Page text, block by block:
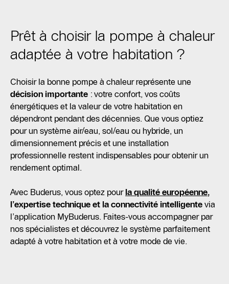
Prêt à choisir la pompe à chaleur
adaptée à votre habitation ?
Choisir la bonne pompe à chaleur représente une
décision importante : votre confort, vos coûts
énergétiques et la valeur de votre habitation en
dépendront pendant des décennies. Que vous optiez
pour un système air/eau, sol/eau ou hybride, un
dimensionnement précis et une installation
professionnelle restent indispensables pour obtenir un
rendement optimal.
Avec Buderus, vous optez pour la qualité européenne,
l’expertise technique et la connectivité intelligente via
l’application MyBuderus. Faites-vous accompagner par
nos spécialistes et découvrez le système parfaitement
adapté à votre habitation et à votre mode de vie.